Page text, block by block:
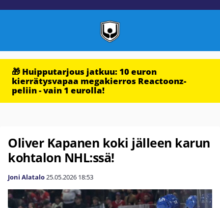
🎁 Huipputarjous jatkuu: 10 euron
kierrätysvapaa megakierros Reactoonz-
peliin - vain 1 eurolla!
Oliver Kapanen koki jälleen karun
kohtalon NHL:ssä!
Joni Alatalo25.05.2026 18:53